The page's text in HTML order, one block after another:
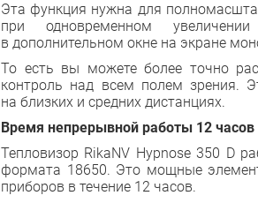
Эта функция нужна для
при одновременном
в дополнительном окне на экране
То есть вы можете более точно
контроль над всем полем зрения.
на близких и средних дистанциях.
Время непрерывной работы 12 часов
Тепловизор RikaNV Hypnose 350 D
формата 18650. Это мощные
приборов в течение 12 часов.